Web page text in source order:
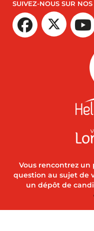
SUIVEZ-NOUS SUR
Vous rencontrez
question au sujet de
un dépôt de